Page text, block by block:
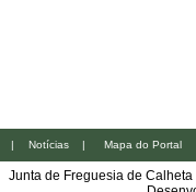
| Notícias | Mapa do Portal
Junta de Freguesia de